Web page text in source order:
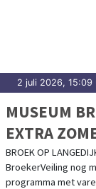
2 juli 2026, 15:09
MUSEUM
EXTRA
EN OUD
BROEK OP
BroekerVeiling nog
programma met